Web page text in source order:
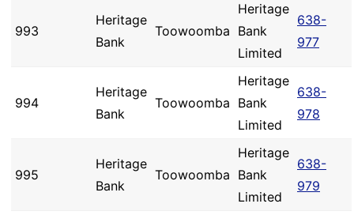
993
Heritage
Bank
Toowoomba
Heritage
Bank
Limited
638-
977
994
Heritage
Bank
Toowoomba
Heritage
Bank
Limited
638-
978
995
Heritage
Bank
Toowoomba
Heritage
Bank
Limited
638-
979